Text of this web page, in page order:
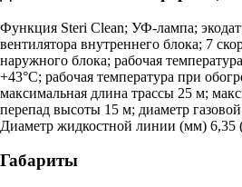
Функция Steri Clean; УФ-лампа;
вентилятора внутреннего блока; 7
наружного блока; рабочая
+43°С; рабочая температура при
максимальная длина трассы 25 м;
перепад высоты 15 м; диаметр
Диаметр жидкостной линии (мм) 6,35
Габариты